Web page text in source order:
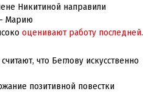
Никитиной направили
Марию
оценивают работу последней.
что Беглову искусственно
позитивной повестки